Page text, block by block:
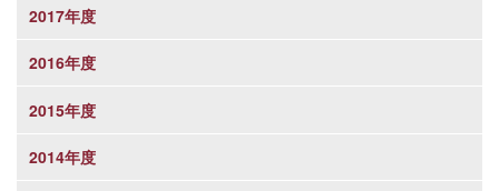
2017年度
2016年度
2015年度
2014年度